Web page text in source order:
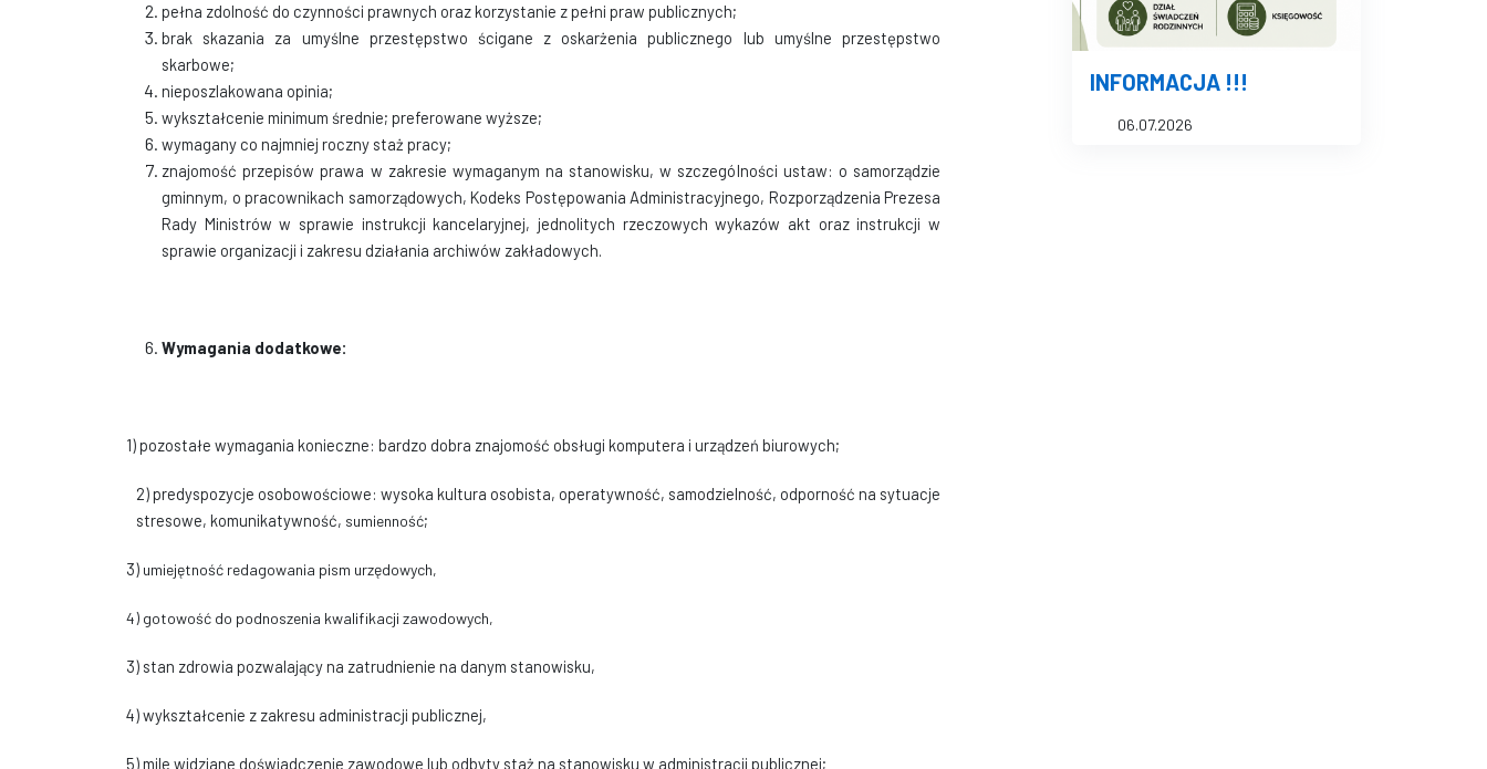
pełna zdolność do czynności prawnych oraz korzystanie z pełni praw publicznych;
brak skazania za umyślne przestępstwo ścigane z oskarżenia publicznego lub umyślne przestępstwo
skarbowe;
nieposzlakowana opinia;
wykształcenie minimum średnie; preferowane wyższe;
wymagany co najmniej roczny staż pracy;
znajomość przepisów prawa w zakresie wymaganym na stanowisku, w szczególności ustaw: o samorządzie
gminnym, o pracownikach samorządowych, Kodeks Postępowania Administracyjnego, Rozporządzenia Prezesa
Rady Ministrów w sprawie instrukcji kancelaryjnej, jednolitych rzeczowych wykazów akt oraz instrukcji w
sprawie organizacji i zakresu działania archiwów zakładowych.
Wymagania dodatkowe:
1) pozostałe wymagania konieczne: bardzo dobra znajomość obsługi komputera i urządzeń biurowych;
2) predyspozycje osobowościowe: wysoka kultura osobista, operatywność, samodzielność, odporność na sytuacje
stresowe, komunikatywność, sumienność;
3) umiejętność redagowania pism urzędowych,
4) gotowość do podnoszenia kwalifikacji zawodowych,
3) stan zdrowia pozwalający na zatrudnienie na danym stanowisku,
4) wykształcenie z zakresu administracji publicznej,
5) mile widziane doświadczenie zawodowe lub odbyty staż na stanowisku w administracji publicznej;
INFORMACJA !!!
06.07.2026